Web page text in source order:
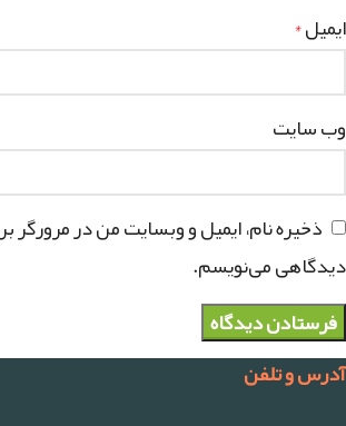
ایمیل*
وب‌ سایت
ذخیره نام، ایمیل و وبسایت من در مرورگر
دیدگاهی می‌نویسم.
آدرس و تلفن